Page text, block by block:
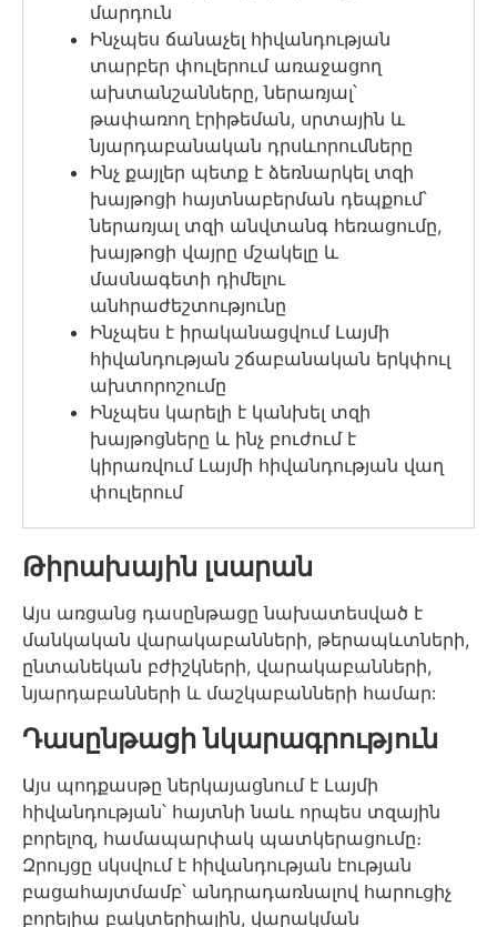
մարդուն
Ինչպես ճանաչել հիվանդության
տարբեր փուլերում առաջացող
ախտանշանները, ներառյալ՝
թափառող էրիթեման, սրտային և
նյարդաբանական դրսևորումները
Ինչ քայլեր պետք է ձեռնարկել տզի
խայթոցի հայտնաբերման դեպքում՝
ներառյալ տզի անվտանգ հեռացումը,
խայթոցի վայրը մշակելը և
մասնագետի դիմելու
անհրաժեշտությունը
Ինչպես է իրականացվում Լայմի
հիվանդության շճաբանական երկփուլ
ախտորոշումը
Ինչպես կարելի է կանխել տզի
խայթոցները և ինչ բուժում է
կիրառվում Լայմի հիվանդության վաղ
փուլերում
Թիրախային լսարան
Այս առցանց դասընթացը նախատեսված է
մանկական վարակաբանների, թերապևտների,
ընտանեկան բժիշկների, վարակաբանների,
նյարդաբանների և մաշկաբանների համար:
Դասընթացի նկարագրություն
Այս պոդքասթը ներկայացնում է Լայմի
հիվանդության՝ հայտնի նաև որպես տզային
բորելոզ, համապարփակ պատկերացումը։
Զրույցը սկսվում է հիվանդության էության
բացահայտմամբ՝ անդրադառնալով հարուցիչ
բորելիա բակտերիային, վարակման